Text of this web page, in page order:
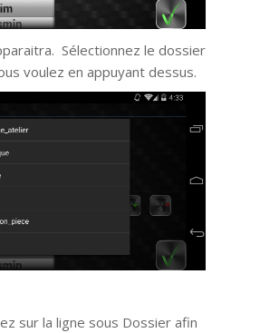
Sélectionnez le dossier
voulez en appuyant dessus.
sur la ligne sous Dossier afin